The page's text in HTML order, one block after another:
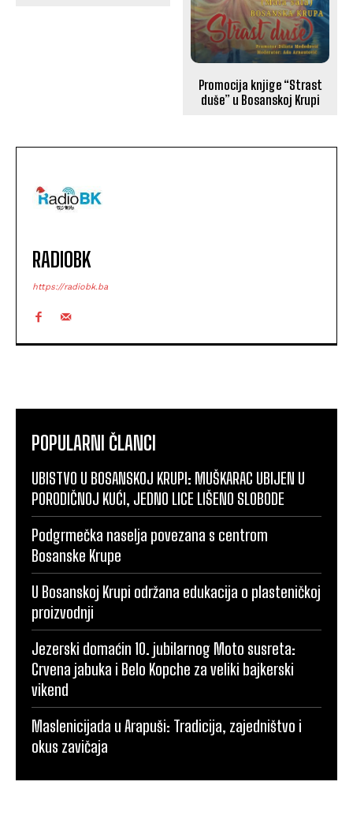
Promocija knjige “Strast
duše” u Bosanskoj Krupi
RADIOBK
https://radiobk.ba
POPULARNI ČLANCI
UBISTVO U BOSANSKOJ KRUPI: MUŠKARAC UBIJEN U
PORODIČNOJ KUĆI, JEDNO LICE LIŠENO SLOBODE
Podgrmečka naselja povezana s centrom
Bosanske Krupe
U Bosanskoj Krupi održana edukacija o plasteničkoj
proizvodnji
Jezerski domaćin 10. jubilarnog Moto susreta:
Crvena jabuka i Belo Kopche za veliki bajkerski
vikend
Maslenicijada u Arapuši: Tradicija, zajedništvo i
okus zavičaja